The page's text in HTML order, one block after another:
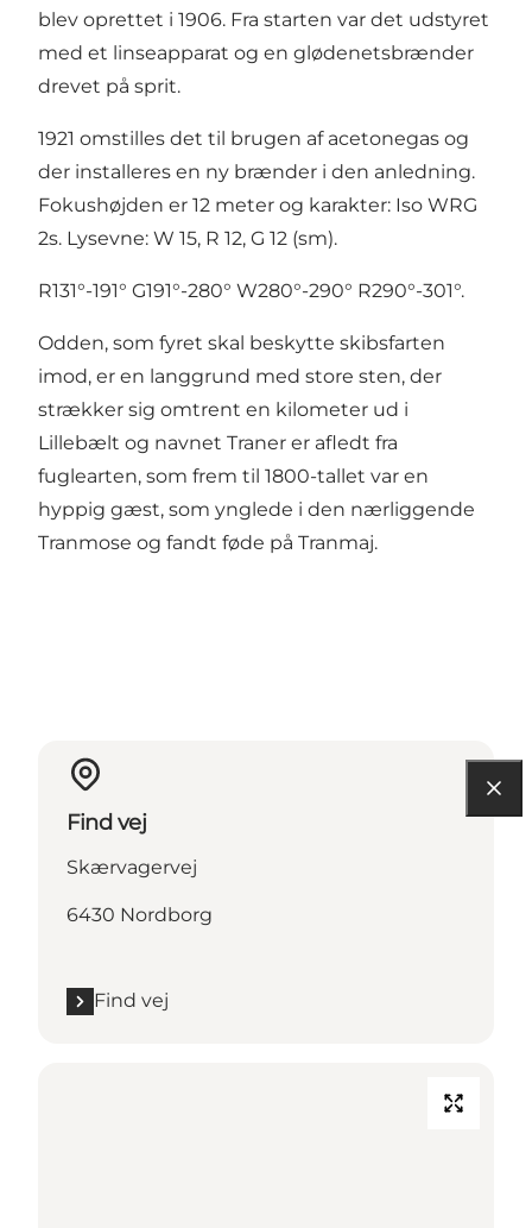
blev oprettet i 1906. Fra starten var det udstyret
med et linseapparat og en glødenetsbrænder
drevet på sprit.
1921 omstilles det til brugen af acetonegas og
der installeres en ny brænder i den anledning.
Fokushøjden er 12 meter og karakter: Iso WRG
2s. Lysevne: W 15, R 12, G 12 (sm).
R131°-191° G191°-280° W280°-290° R290°-301°.
Odden, som fyret skal beskytte skibsfarten
imod, er en langgrund med store sten, der
strækker sig omtrent en kilometer ud i
Lillebælt og navnet Traner er afledt fra
fuglearten, som frem til 1800-tallet var en
hyppig gæst, som ynglede i den nærliggende
Tranmose og fandt føde på Tranmaj.
Find vej
Skærvagervej
6430 Nordborg
Find vej